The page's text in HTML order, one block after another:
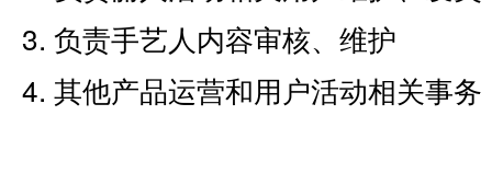
3. 负责手艺人内容审核、维护
4. 其他产品运营和用户活动相关事务